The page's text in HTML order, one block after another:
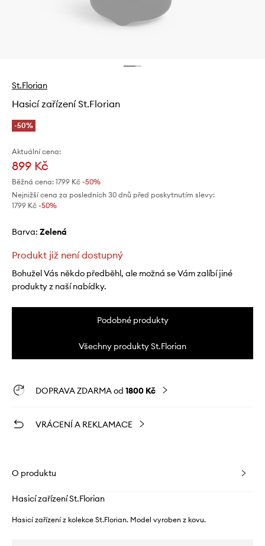
St.Florian
Hasicí zařízení St.Florian
-50%
Aktuální cena:
899 Kč
Běžná cena: 1799 Kč -50%
Nejnižší cena za posledních 30 dnů před poskytnutím slevy:
1799 Kč -50%
Barva: zelená
Produkt již není dostupný
Bohužel Vás někdo předběhl, ale možná se Vám zalíbí jiné
produkty z naší nabídky.
Podobné produkty
Všechny produkty St.Florian
DOPRAVA ZDARMA od 1800 Kč
VRÁCENÍ A REKLAMACE
O produktu
Hasicí zařízení St.Florian
Hasicí zařízení z kolekce St.Florian. Model vyroben z kovu.